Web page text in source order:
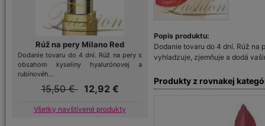
Rúž na pery Milano Red
Dodanie tovaru do 4 dní. Rúž na pery s
obsahom kyseliny hyalurónovej a
rubínovéh...
15,50 € 12,92 €
Všetky navštívené produkty
Popis produktu:
Dodanie tovaru do 4 dní. Rúž na
vyhladzuje, zjemňuje a dodá
Produkty z rovnakej